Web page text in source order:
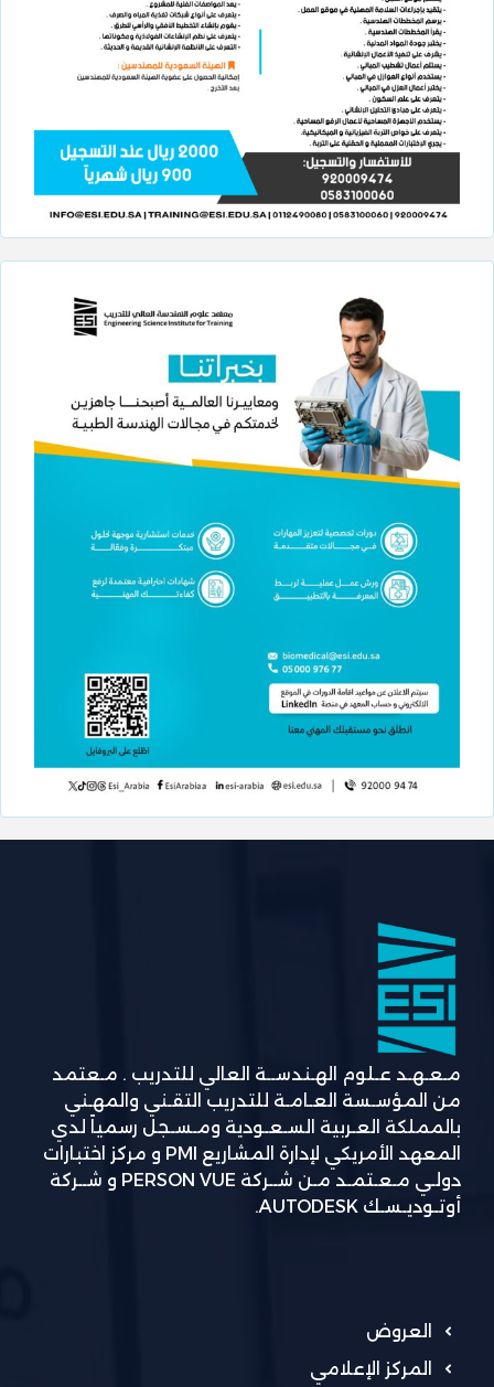
مـعـهـد عـلوم الهـندســة العالي للتدريب . مـعتمد
من المؤسـسة العـامـة للتدريب التقـني والمهـني
بالمملكة العـربية السـعـودية ومـسـجل رسمياً لدي
المعهد الأمريكي لإدارة المشاريع PMI و مركز اختبارات
دولـي مـعـتمـد مـن شــركة PERSON VUE و شــركة
أوتـوديـسـك AUTODESK.
العروض
المركز الإعلامي